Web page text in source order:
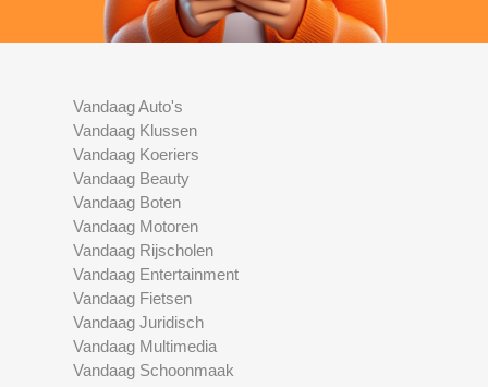
Vandaag Auto's
Vandaag Klussen
Vandaag Koeriers
Vandaag Beauty
Vandaag Boten
Vandaag Motoren
Vandaag Rijscholen
Vandaag Entertainment
Vandaag Fietsen
Vandaag Juridisch
Vandaag Multimedia
Vandaag Schoonmaak